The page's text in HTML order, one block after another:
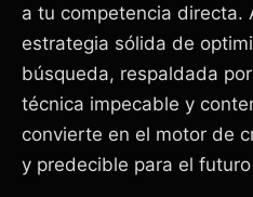
a tu competencia directa.
estrategia sólida de
búsqueda, respaldada
técnica impecable y
convierte en el motor de
y predecible para el